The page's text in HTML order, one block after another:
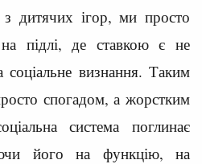
дитячих ігор, ми просто
на підлі, де ставкою є не
соціальне визнання. Таким
спогадом, а жорстким
система поглинає
його на функцію, на